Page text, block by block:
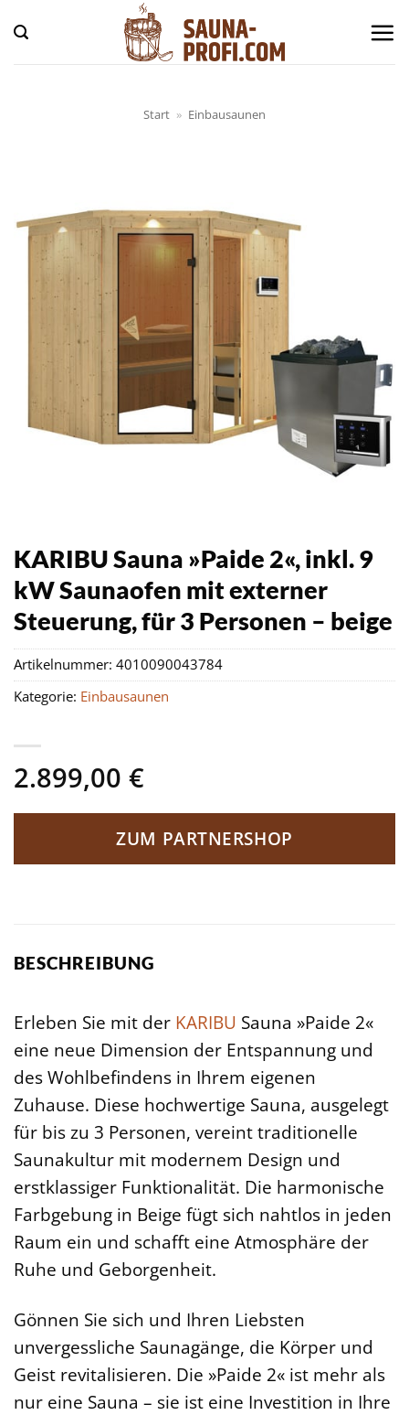
Inhalt
springen
Start » Einbausaunen
KARIBU Sauna »Paide 2«, inkl. 9
kW Saunaofen mit externer
Steuerung, für 3 Personen – beige
2.899,00 €
ZUM PARTNERSHOP
Artikelnummer: 4010090043784
Kategorie: Einbausaunen
BESCHREIBUNG
Erleben Sie mit der KARIBU Sauna »Paide 2«
eine neue Dimension der Entspannung und
des Wohlbefindens in Ihrem eigenen
Zuhause. Diese hochwertige Sauna, ausgelegt
für bis zu 3 Personen, vereint traditionelle
Saunakultur mit modernem Design und
erstklassiger Funktionalität. Die harmonische
Farbgebung in Beige fügt sich nahtlos in jeden
Raum ein und schafft eine Atmosphäre der
Ruhe und Geborgenheit.
Gönnen Sie sich und Ihren Liebsten
unvergessliche Saunagänge, die Körper und
Geist revitalisieren. Die »Paide 2« ist mehr als
nur eine Sauna – sie ist eine Investition in Ihre